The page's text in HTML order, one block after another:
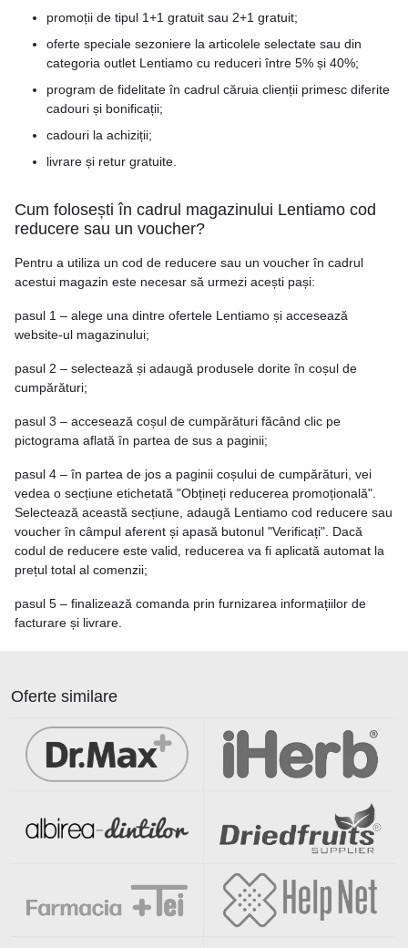
promoții de tipul 1+1 gratuit sau 2+1 gratuit;
oferte speciale sezoniere la articolele selectate sau din
categoria outlet Lentiamo cu reduceri între 5% și 40%;
program de fidelitate în cadrul căruia clienții primesc diferite
cadouri și bonificații;
cadouri la achiziții;
livrare și retur gratuite.
Cum folosești în cadrul magazinului Lentiamo cod
reducere sau un voucher?
Pentru a utiliza un cod de reducere sau un voucher în cadrul
acestui magazin este necesar să urmezi acești pași:
pasul 1 – alege una dintre ofertele Lentiamo și accesează
website-ul magazinului;
pasul 2 – selectează și adaugă produsele dorite în coșul de
cumpărături;
pasul 3 – accesează coșul de cumpărături făcând clic pe
pictograma aflată în partea de sus a paginii;
pasul 4 – în partea de jos a paginii coșului de cumpărături, vei
vedea o secțiune etichetată "Obțineți reducerea promoțională".
Selectează această secțiune, adaugă Lentiamo cod reducere sau
voucher în câmpul aferent și apasă butonul "Verificați". Dacă
codul de reducere este valid, reducerea va fi aplicată automat la
prețul total al comenzii;
pasul 5 – finalizează comanda prin furnizarea informațiilor de
facturare și livrare.
Oferte similare